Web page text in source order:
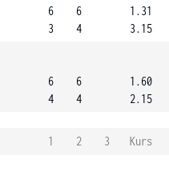
6
3
6
4
1.31
3.15
6
4
6
4
1.60
2.15
1 2 3
Kurs